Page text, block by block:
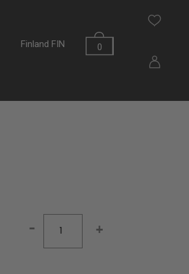
0
Finland FIN
- +